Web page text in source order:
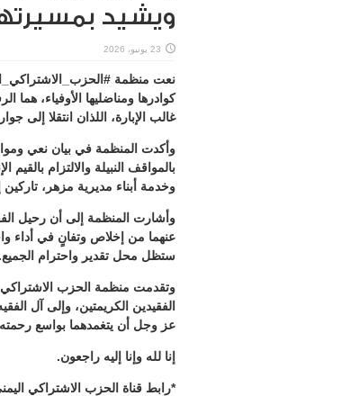
ويشيد
23 يونيو، 2026
نعت منظمة
كوادرها ومناضليها الأوفياء،
غالب الإبارة، اللذان انتقلا إلى
وأكدت المنظمة في بيان نعي
بالمواقف النبيلة والالتزام
وخدمة أبناء مديرية مزهر،
وأشارت المنظمة إلى أن رحيل
عنهما من إخلاص وتفانٍ في أداء
ستظل محل تقدير واحترام الجميع.
وتقدمت منظمة الحزب الاشتراكي
الفقيدين الكريمتين، وإلى آل
عز وجل أن يتغمدهما بواسع رحمته
إنا لله وإنا إليه راجعون.
*رابط قناة الحزب الاشتراكي